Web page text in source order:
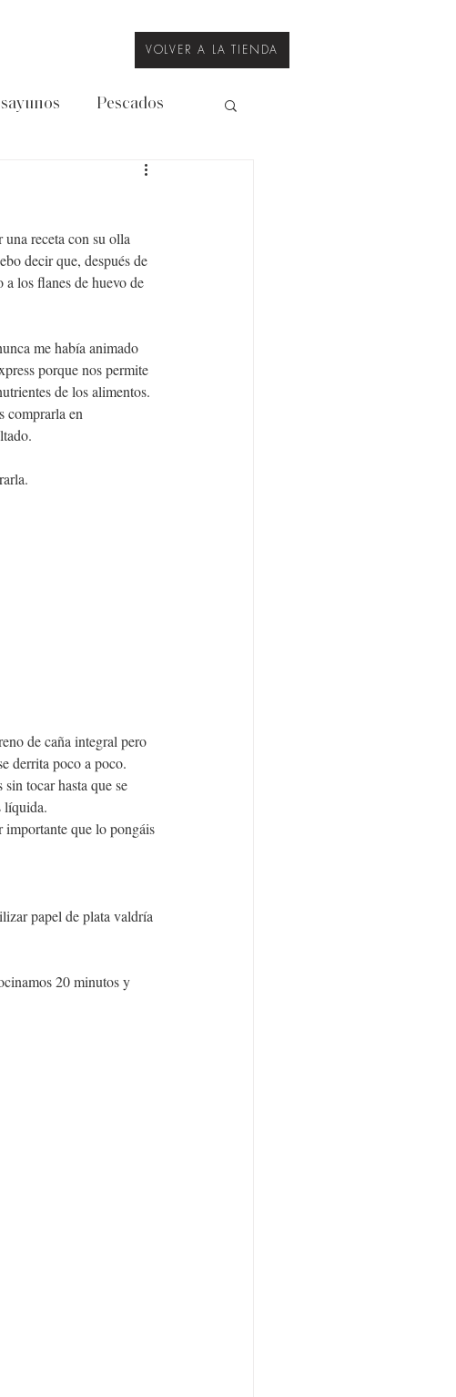
VOLVER A LA TIENDA
Pescados
Legumbres
receta con su olla
decir que, después de
los flanes de huevo de
me había animado
porque nos permite
de los alimentos.
comprarla en
de caña integral pero
derrita poco a poco.
tocar hasta que se
líquida.
importante que lo pongáis
papel de plata valdría
20 minutos y